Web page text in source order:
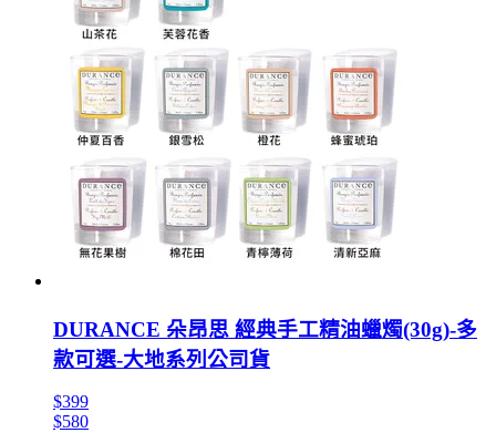
DURANCE 朵昂思 經典手工精油蠟燭(30g)-多
款可選-大地系列公司貨
$399
$580